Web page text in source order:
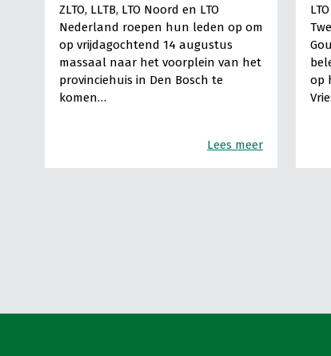
ZLTO, LLTB, LTO Noord en LTO
Nederland roepen hun leden op om
op vrijdagochtend 14 augustus
massaal naar het voorplein van het
provinciehuis in Den Bosch te
komen…
Lees meer
op